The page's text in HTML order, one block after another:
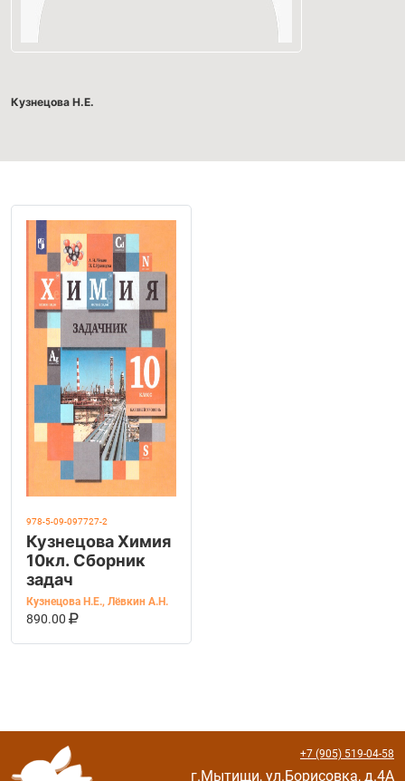
Кузнецова Н.Е.
978-5-09-097727-2
Кузнецова Химия
10кл. Сборник
задач
Кузнецова Н.Е., Лёвкин А.Н.
890.00
В КОРЗИНУ
+7 (905) 519-04-58
г.Мытищи, ул.Борисовка, д.4А